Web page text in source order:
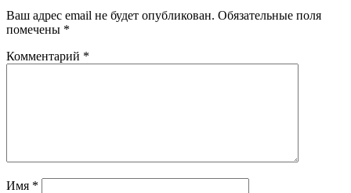
Ваш адрес email не будет опубликован. Обязательные поля
помечены *
Комментарий *
Имя *